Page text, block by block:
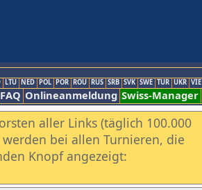
LTU NED POL POR ROU RUS SRB SVK SWE TUR UKR VIE
FAQ Onlineanmeldung Swiss-Manager
aller Links (täglich 100.000
bei allen Turnieren, die
Knopf angezeigt: